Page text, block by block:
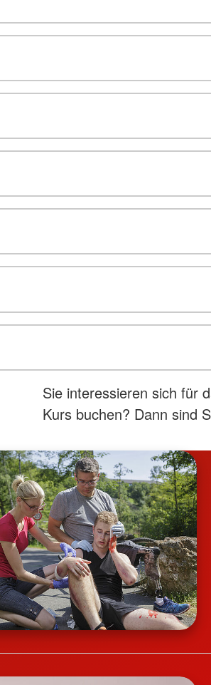
Sie interessieren sich für
Kurs buchen? Dann sind